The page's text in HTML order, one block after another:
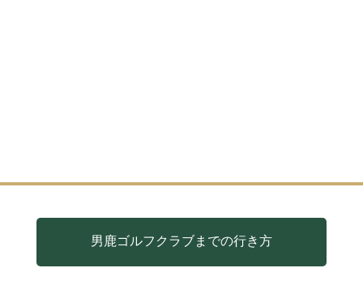
男鹿ゴルフクラブまでの行き方